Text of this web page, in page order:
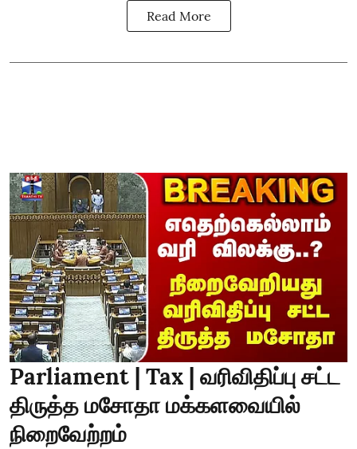
Read More
Parliament | Tax | வரிவிதிப்பு சட்ட
திருத்த மசோதா மக்களவையில்
நிறைவேற்றம்